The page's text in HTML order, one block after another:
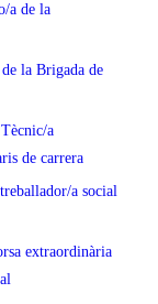
a de la
la Brigada de
a
de carrera
a social
extraordinària